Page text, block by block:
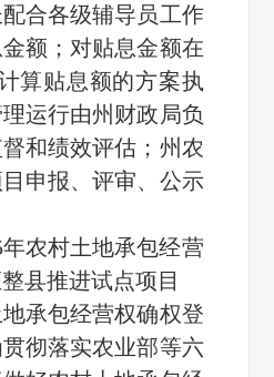
合各级辅导员工作
额；对贴息金额在
算贴息额的方案执
运行由州财政局负
和绩效评估；州农
申报、评审、公示
年农村土地承包经营
县推进试点项目
承包经营权确权登
彻落实农业部等六